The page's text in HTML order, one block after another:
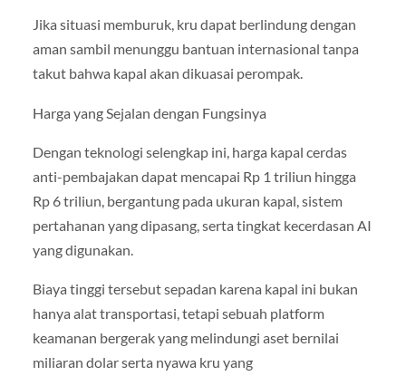
Jika situasi memburuk, kru dapat berlindung dengan
aman sambil menunggu bantuan internasional tanpa
takut bahwa kapal akan dikuasai perompak.
Harga yang Sejalan dengan Fungsinya
Dengan teknologi selengkap ini, harga kapal cerdas
anti-pembajakan dapat mencapai Rp 1 triliun hingga
Rp 6 triliun, bergantung pada ukuran kapal, sistem
pertahanan yang dipasang, serta tingkat kecerdasan AI
yang digunakan.
Biaya tinggi tersebut sepadan karena kapal ini bukan
hanya alat transportasi, tetapi sebuah platform
keamanan bergerak yang melindungi aset bernilai
miliaran dolar serta nyawa kru yang